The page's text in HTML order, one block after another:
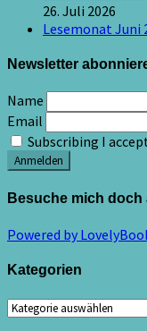
26. Juli 2026
Lesemonat Juni
Newsletter
Name
Email
Subscribing I
Besuche mich
Powered by
Kategorien
Kategorien